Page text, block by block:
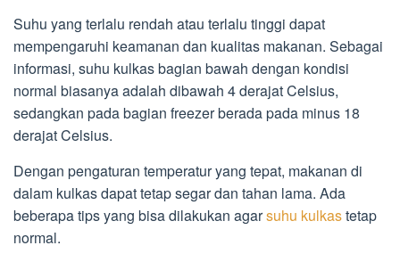
Suhu yang terlalu rendah atau terlalu tinggi dapat
mempengaruhi keamanan dan kualitas makanan. Sebagai
informasi, suhu kulkas bagian bawah dengan kondisi
normal biasanya adalah dibawah 4 derajat Celsius,
sedangkan pada bagian freezer berada pada minus 18
derajat Celsius.
Dengan pengaturan temperatur yang tepat, makanan di
dalam kulkas dapat tetap segar dan tahan lama. Ada
beberapa tips yang bisa dilakukan agarsuhu kulkastetap
normal.